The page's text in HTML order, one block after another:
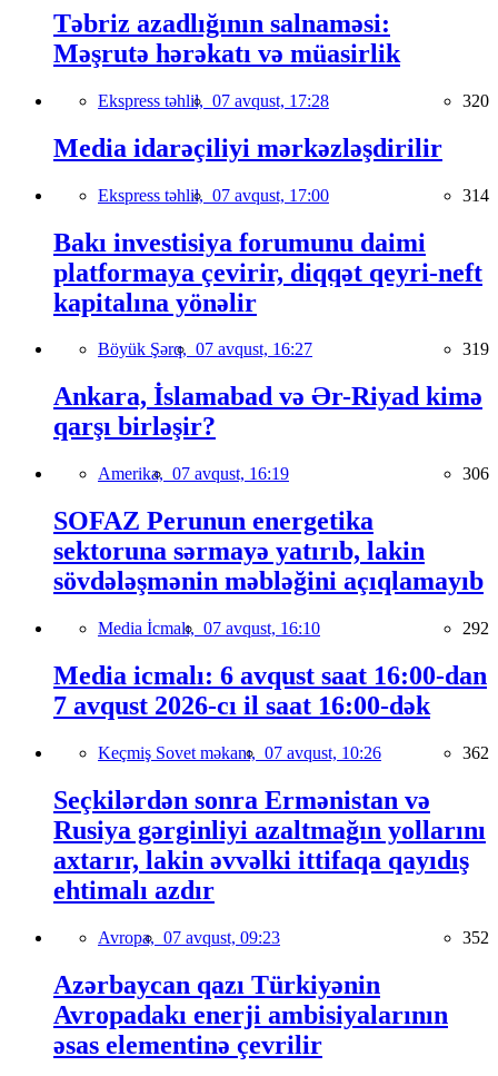
Təbriz azadlığının salnaməsi:
Məşrutə hərəkatı və müasirlik
Ekspress təhlil, 07 avqust, 17:28 320
Media idarəçiliyi mərkəzləşdirilir
Ekspress təhlil, 07 avqust, 17:00 314
Bakı investisiya forumunu daimi
platformaya çevirir, diqqət qeyri-neft
kapitalına yönəlir
Böyük Şərq, 07 avqust, 16:27 319
Ankara, İslamabad və Ər-Riyad kimə
qarşı birləşir?
Amerika, 07 avqust, 16:19 306
SOFAZ Perunun energetika
sektoruna sərmayə yatırıb, lakin
sövdələşmənin məbləğini açıqlamayıb
Media İcmalı, 07 avqust, 16:10 292
Media icmalı: 6 avqust saat 16:00-dan
7 avqust 2026-cı il saat 16:00-dək
Keçmiş Sovet məkanı, 07 avqust, 10:26 362
Seçkilərdən sonra Ermənistan və
Rusiya gərginliyi azaltmağın yollarını
axtarır, lakin əvvəlki ittifaqa qayıdış
ehtimalı azdır
Avropa, 07 avqust, 09:23 352
Azərbaycan qazı Türkiyənin
Avropadakı enerji ambisiyalarının
əsas elementinə çevrilir